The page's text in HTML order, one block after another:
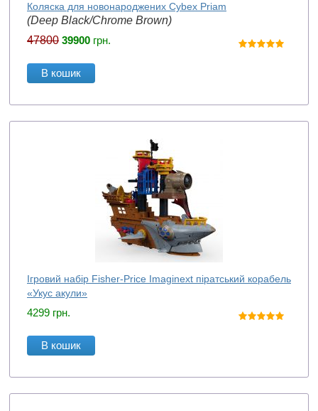
Коляска для новонароджених Cybex Priam
(Deep Black/Chrome Brown)
47800 39900 грн.
В кошик
Ігровий набір Fisher-Price Imaginext піратський корабель
«Укус акули»
4299 грн.
В кошик